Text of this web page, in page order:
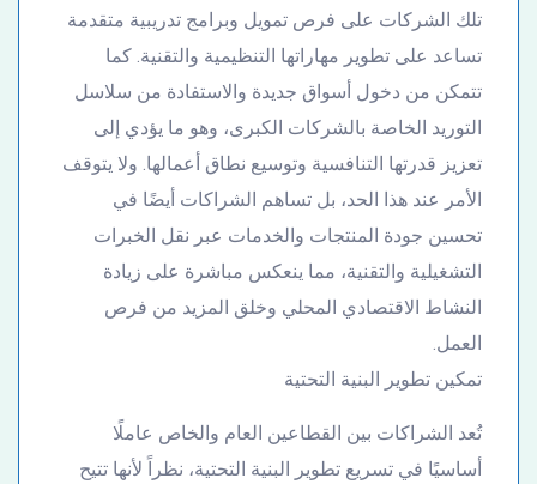
تلك الشركات على فرص تمويل وبرامج تدريبية متقدمة
تساعد على تطوير مهاراتها التنظيمية والتقنية. كما
تتمكن من دخول أسواق جديدة والاستفادة من سلاسل
التوريد الخاصة بالشركات الكبرى، وهو ما يؤدي إلى
تعزيز قدرتها التنافسية وتوسيع نطاق أعمالها. ولا يتوقف
الأمر عند هذا الحد، بل تساهم الشراكات أيضًا في
تحسين جودة المنتجات والخدمات عبر نقل الخبرات
التشغيلية والتقنية، مما ينعكس مباشرة على زيادة
النشاط الاقتصادي المحلي وخلق المزيد من فرص
العمل.
تمكين تطوير البنية التحتية
تُعد الشراكات بين القطاعين العام والخاص عاملًا
أساسيًا في تسريع تطوير البنية التحتية، نظراً لأنها تتيح